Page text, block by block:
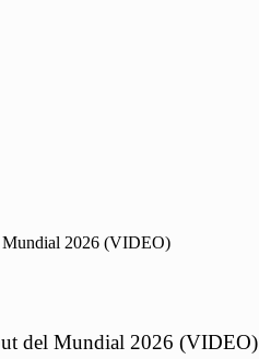
Mundial 2026 (VIDEO)
del Mundial 2026 (VIDEO)